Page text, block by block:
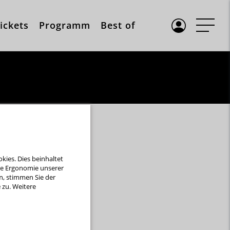
Programm Best of
Exground
Dies beinhaltet
Ergonomie unserer
stimmen Sie der
Weitere